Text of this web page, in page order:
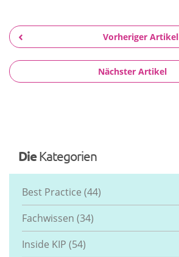
Vorheriger Artikel
Nächster Artikel
DieKategorien
Best Practice (44)
Fachwissen (34)
Inside KIP (54)